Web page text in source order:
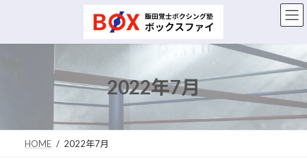
ン
プ
ー
動
2022年7月
HOME 2022年7月